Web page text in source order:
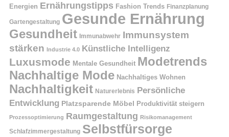
Energien Ernährungstipps Fashion Trends Finanzplanung
Gartengestaltung Gesunde Ernährung
Gesundheit Immunabwehr Immunsystem
stärken
Industrie 4.0 Künstliche Intelligenz
Luxusmode Mentale Gesundheit Modetrends
Nachhaltige Mode Nachhaltiges Wohnen
Nachhaltigkeit Naturerlebnis Persönliche
Entwicklung Platzsparende Möbel Produktivität steigern
Prozessoptimierung Raumgestaltung Risikomanagement
Schlafzimmergestaltung Selbstfürsorge